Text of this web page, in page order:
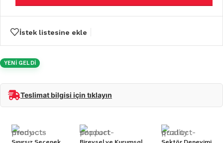
İstek listesine ekle
YENİ GELDİ
Teslimat bilgisi için tıklayın